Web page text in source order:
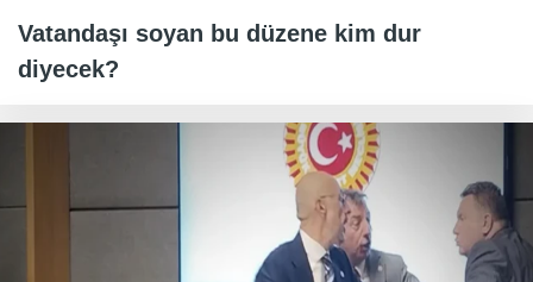
Vatandaşı soyan bu düzene kim dur
diyecek?